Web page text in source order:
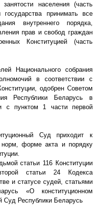
населения (часть
принимать все
внутреннего порядка,
прав и свобод граждан
Конституцией (часть
Национального собрания
в соответствии с
, одобрен Советом
Республики Беларусь в
с пунктом 1 части первой
Суд приходит к
форме акта и порядку
статьи 116 Конституции
статьи 24 Кодекса
и статусе судей, статьями
«О конституционном
Суд Республики Беларусь